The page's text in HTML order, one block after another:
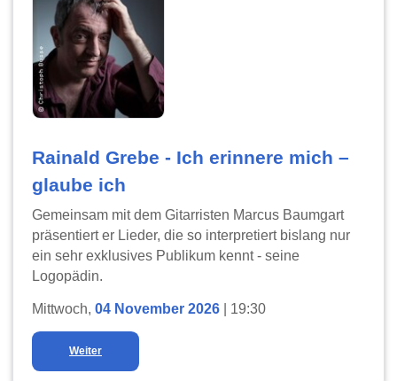
Rainald Grebe - Ich erinnere mich –
glaube ich
Gemeinsam mit dem Gitarristen Marcus Baumgart
präsentiert er Lieder, die so interpretiert bislang nur
ein sehr exklusives Publikum kennt - seine
Logopädin.
Mittwoch, 04 November 2026 | 19:30
Weiter